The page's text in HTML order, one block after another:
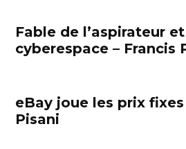
Fable de l’aspirateur
cyberespace – Francis
eBay joue les prix fixes
Pisani